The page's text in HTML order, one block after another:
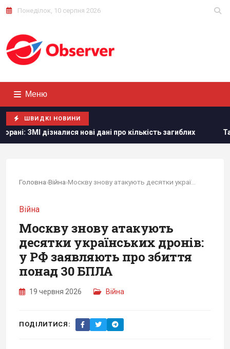
Понеділок, 10 серпня 2026
Меню
ШВИДКІ НОВИНИ
нові дані про кількість загиблих Тайвань показав
Головна›Війна› Москву знову атакують десятки українських...
Війна
Москву знову атакують
десятки українських дронів:
у РФ заявляють про збиття
понад 30 БПЛА
19 червня 2026 Війна
ПОДІЛИТИСЯ: